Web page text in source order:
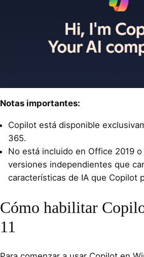
Notas importantes:
Copilot está disponible
365.
No está incluido en Office 2019
versiones independientes que
características de IA que Copilot
Cómo habilitar
11